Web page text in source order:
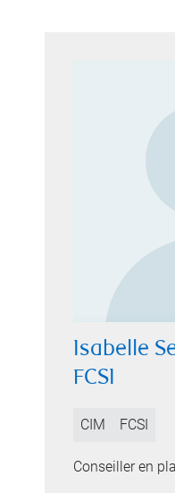
Isabelle
FCSI
CIM FCSI
Conseiller en